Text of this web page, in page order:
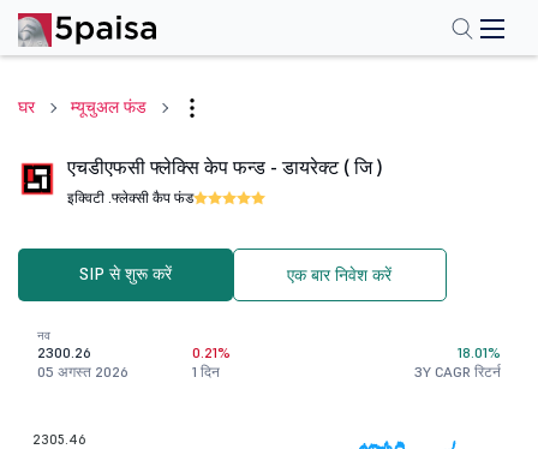
घर म्यूचुअल फंड
एचडीएफसी फ्लेक्सि केप फन्ड - डायरेक्ट ( जि )
इक्विटी .फ्लेक्सी कैप फंड
SIP से शुरू करें एक बार निवेश करें
नव
2300.26
05 अगस्त 2026
0.21%
1 दिन
18.01%
3Y CAGR रिटर्न
2305.46